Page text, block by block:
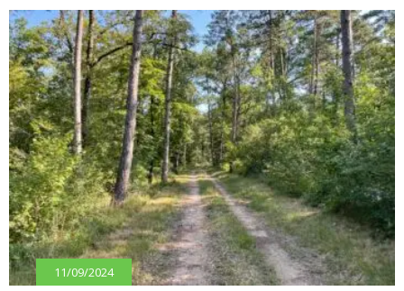
11/09/2024